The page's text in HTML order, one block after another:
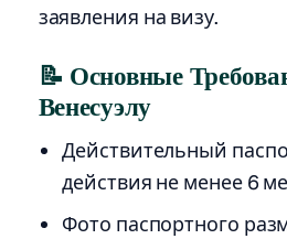
заявления на визу.
📝 Основные
Венесуэлу
Действительный
действия не менее 6
Фото паспортного